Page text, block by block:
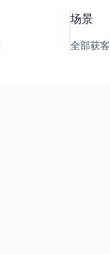
场景
全部获客